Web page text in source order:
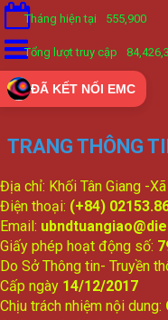
Tháng hiện tại 555,900
Tổng lượt truy cập
ĐÃ KẾT NỐI EMC
TRANG THÔNG
Địa chỉ: Khối Tân Giang -
Điện thoại: (+84)
Email:
Giấy phép hoạt động số:
Do Sở Thông tin- Truyền
Cấp ngày 14/12/2017
Chịu trách nhiệm nội dung: